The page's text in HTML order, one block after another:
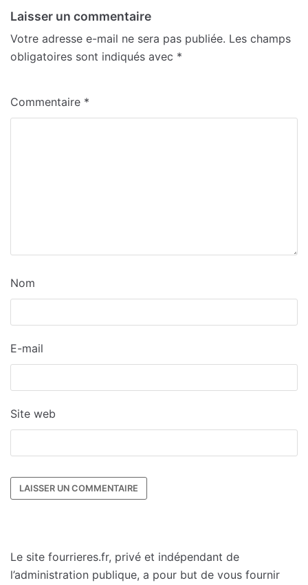
Laisser un commentaire
Votre adresse e-mail ne sera pas publiée. Les champs
obligatoires sont indiqués avec *
Commentaire *
Nom
E-mail
Site web
Le site fourrieres.fr, privé et indépendant de
l’administration publique, a pour but de vous fournir